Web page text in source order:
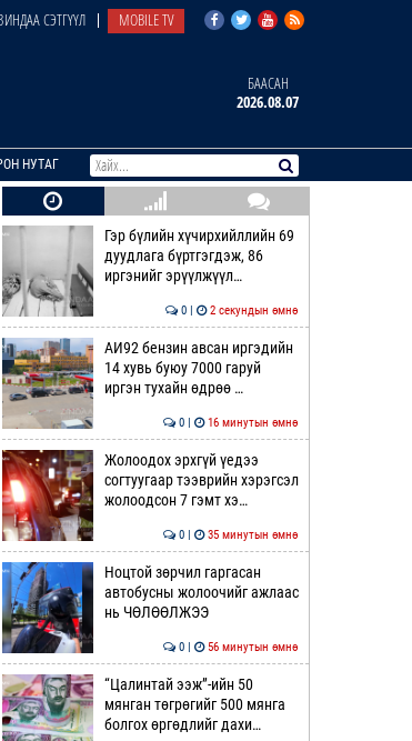
СЭТГҮҮЛ MOBILE TV
БААСАН
2026.08.07
НУТАГ
Гэр бүлийн хүчирхийллийн 69
дуудлага бүртгэгдэж, 86
иргэнийг эрүүлжүүл…
0 | 2 секундын өмнө
АИ92 бензин авсан иргэдийн
14 хувь буюу 7000 гаруй
иргэн тухайн өдрөө …
0 | 16 минутын өмнө
Жолоодох эрхгүй үедээ
согтуугаар тээврийн хэрэгсэл
жолоодсон 7 гэмт хэ…
0 | 35 минутын өмнө
Ноцтой зөрчил гаргасан
автобусны жолоочийг ажлаас
нь ЧӨЛӨӨЛЖЭЭ
0 | 56 минутын өмнө
“Цалинтай ээж”-ийн 50
мянган төгрөгийг 500 мянга
болгох өргөдлийг дахи…